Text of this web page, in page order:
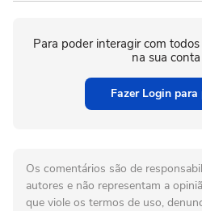
Para poder interagir com
na sua
Fazer Login
Os comentários são de
autores e não representam a
que viole os termos de uso,